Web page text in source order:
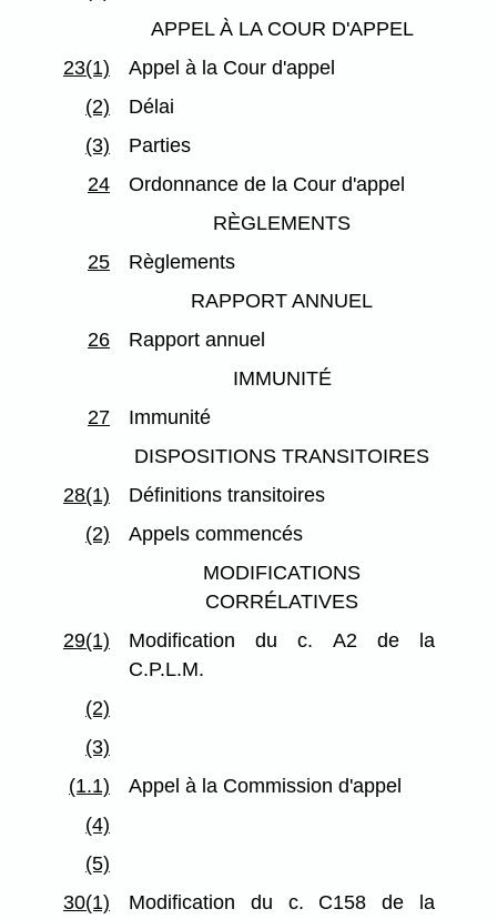
APPEL À LA COUR D'APPEL
23(1)
Appel à la Cour d'appel
(2)
Délai
(3)
Parties
24
Ordonnance de la Cour d'appel
RÈGLEMENTS
25
Règlements
RAPPORT ANNUEL
26
Rapport annuel
IMMUNITÉ
27
Immunité
DISPOSITIONS TRANSITOIRES
28(1)
Définitions transitoires
(2)
Appels commencés
MODIFICATIONS
CORRÉLATIVES
29(1)
Modification du c. A2 de la
C.P.L.M.
(2)
(3)
(1.1)
Appel à la Commission d'appel
(4)
(5)
30(1)
Modification du c. C158 de la